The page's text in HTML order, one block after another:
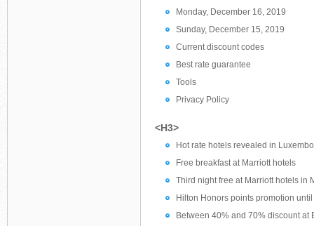
Monday, December 16, 2019
Sunday, December 15, 2019
Current discount codes
Best rate guarantee
Tools
Privacy Policy
<H3>
Hot rate hotels revealed in
Free breakfast at Marriott hotels
Third night free at Marriott hotels in
Hilton Honors points promotion
Between 40% and 70% discount at